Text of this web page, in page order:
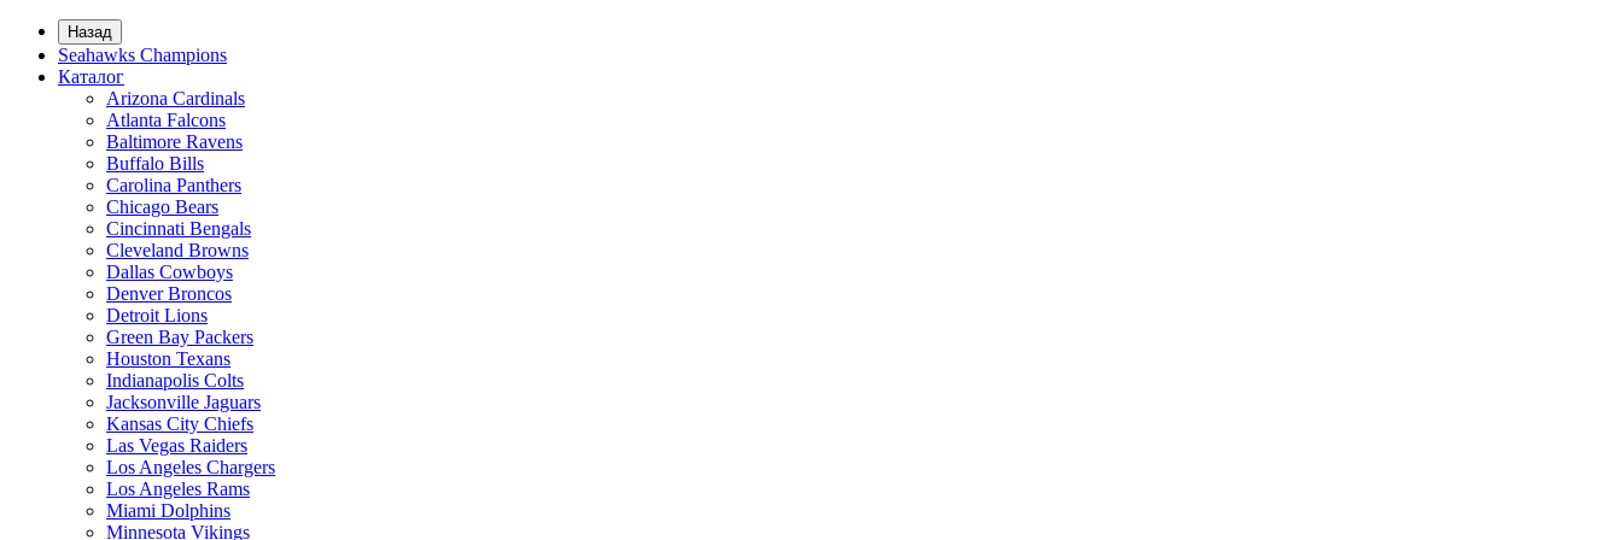
Назад
Seahawks Champions
Каталог
Arizona Cardinals
Atlanta Falcons
Baltimore Ravens
Buffalo Bills
Carolina Panthers
Chicago Bears
Cincinnati Bengals
Cleveland Browns
Dallas Cowboys
Denver Broncos
Detroit Lions
Green Bay Packers
Houston Texans
Indianapolis Colts
Jacksonville Jaguars
Kansas City Chiefs
Las Vegas Raiders
Los Angeles Chargers
Los Angeles Rams
Miami Dolphins
Minnesota Vikings